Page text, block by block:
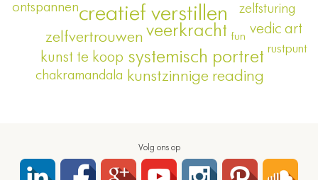
creatief verstillen
veerkracht
systemisch portret
zelfvertrouwen
kunstzinnige reading
kunst te koop
vedic art
zelfsturing
chakramandala
ontspannen
rustpunt
fun
Volg ons op